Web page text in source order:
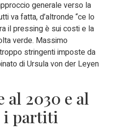
generale verso la
va fatta, d’altronde “ce lo
il pressing è sui costi e la
verde. Massimo
stringenti imposte da
di Ursula von der Leyen
al 2030 e al
i partiti